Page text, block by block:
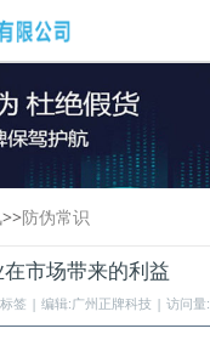
>>防伪常识
市场带来的利益
签 | 编辑:广州正牌科技 | 访问量: